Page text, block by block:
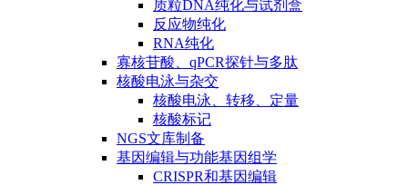
质粒DNA纯化与试剂盒
反应物纯化
RNA纯化
寡核苷酸、qPCR探针与多肽
核酸电泳与杂交
核酸电泳、转移、定量
核酸标记
NGS文库制备
基因编辑与功能基因组学
CRISPR和基因编辑